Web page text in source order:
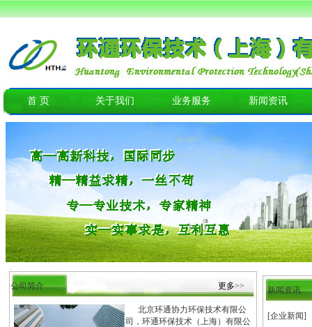
首 页 关于我们 业务服务 新闻资讯
公司简介 更多>>
北京环通协力环保技术有限公
司，环通环保技术（上海）有限公
新闻资讯
[企业新闻]